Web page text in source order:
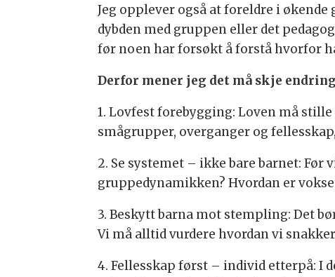
Jeg opplever også at foreldre i
dybden med gruppen eller det
før noen har forsøkt å forstå hvorfor
Derfor mener jeg det må skje
1. Lovfest forebygging: Loven må
smågrupper, overganger og
2. Se systemet – ikke bare barnet:
gruppedynamikken? Hvordan er
3. Beskytt barna mot stempling: Det
Vi må alltid vurdere hvordan vi
4. Fellesskap først – individ etterpå: I